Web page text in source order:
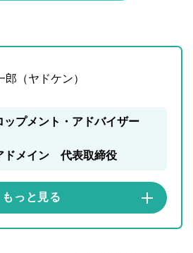
（ヤドケン）
ップメント・アドバイザー
ドメイン 代表取締役